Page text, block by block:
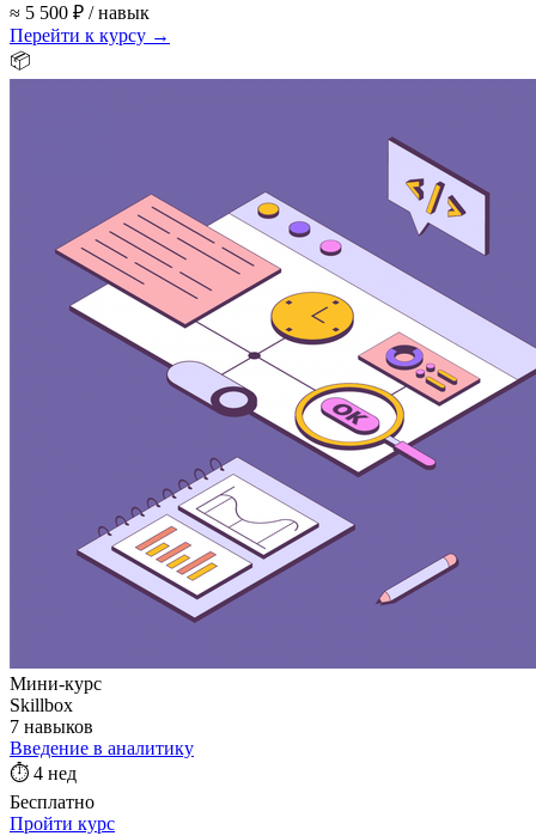
≈ 5 500 ₽ / навык
Перейти к курсу →
📦
Мини-курс
Skillbox
7 навыков
Введение в аналитику
⏱ 4 нед
Бесплатно
Пройти курс